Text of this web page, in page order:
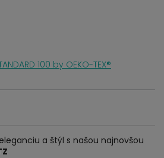
100 by OEKO-TEX®
a štýl s našou najnovšou